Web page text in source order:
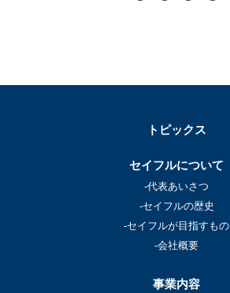
トピックス
セイフルについて
-代表あいさつ
-セイフルの歴史
-セイフルが目指すもの
-会社概要
事業内容